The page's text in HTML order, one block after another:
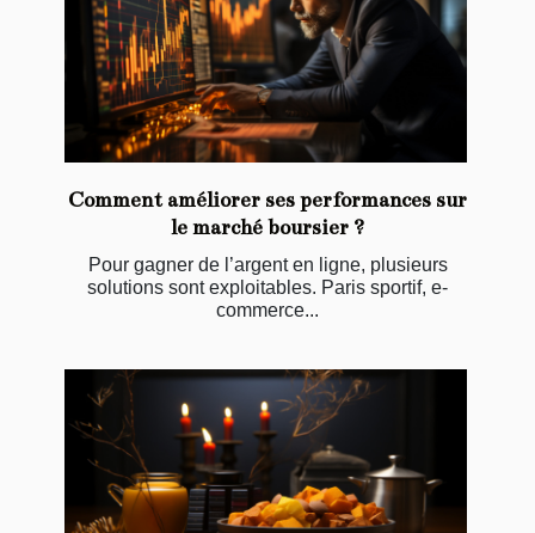
Comment améliorer ses performances sur
le marché boursier ?
Pour gagner de l’argent en ligne, plusieurs
solutions sont exploitables. Paris sportif, e-
commerce...